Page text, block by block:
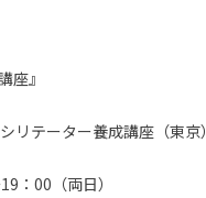
座』
リテーター養成講座（東京）
：00（両日）